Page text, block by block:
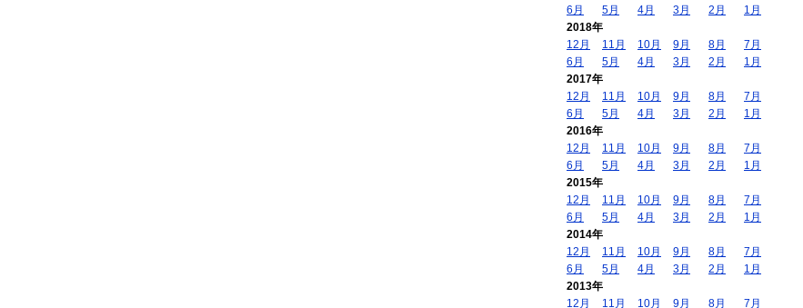
6月
5月 4月 3月 2月
1月
2018年
12月
11月 10月 9月 8月
7月
6月
5月 4月 3月 2月
1月
2017年
12月
11月 10月 9月 8月
7月
6月
5月 4月 3月 2月
1月
2016年
12月
11月 10月 9月 8月
7月
6月
5月 4月 3月 2月
1月
2015年
12月
11月 10月 9月 8月
7月
6月
5月 4月 3月 2月
1月
2014年
12月
11月 10月 9月 8月
7月
6月
5月 4月 3月 2月
1月
2013年
12月
11月 10月 9月 8月 7月